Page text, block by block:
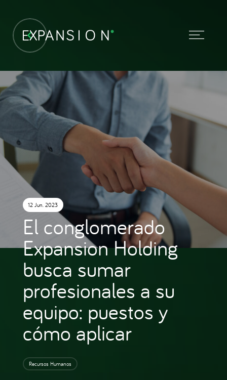
12 Jun. 2023
El conglomerado
Expansion Holding
busca sumar
profesionales a su
equipo: puestos y
cómo aplicar
Recursos Humanos